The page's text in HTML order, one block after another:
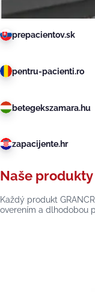
prepacientov.sk
pentru-pacienti.ro
betegekszamara.hu
zapacijente.hr
Naše produkty
Každý produkt
overením a dlhodobou